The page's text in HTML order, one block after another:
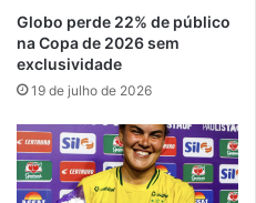
Globo perde 22% de público
na Copa de 2026 sem
exclusividade
19 de julho de 2026